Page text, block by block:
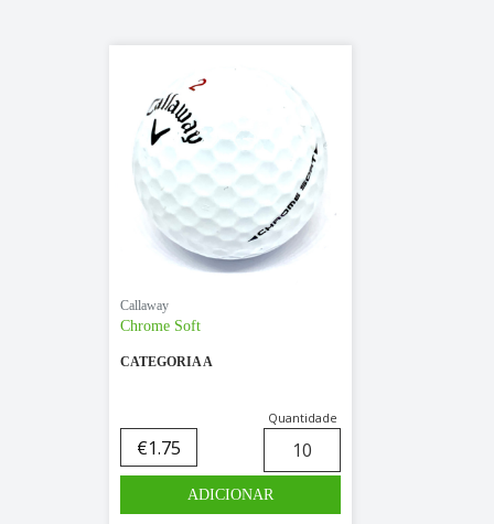
Callaway
Chrome Soft
CATEGORIA A
€1.75
Quantidade